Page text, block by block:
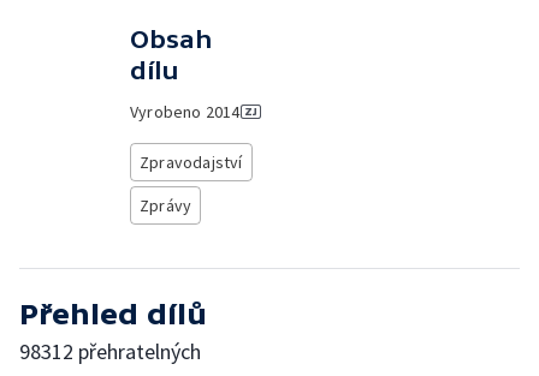
Obsah
dílu
Vyrobeno 2014
Zpravodajství
Zprávy
Přehled dílů
98312 přehratelných